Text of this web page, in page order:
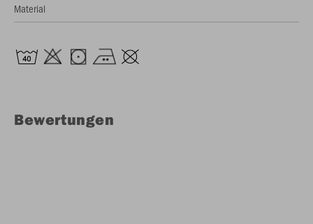
Material
Bewertungen